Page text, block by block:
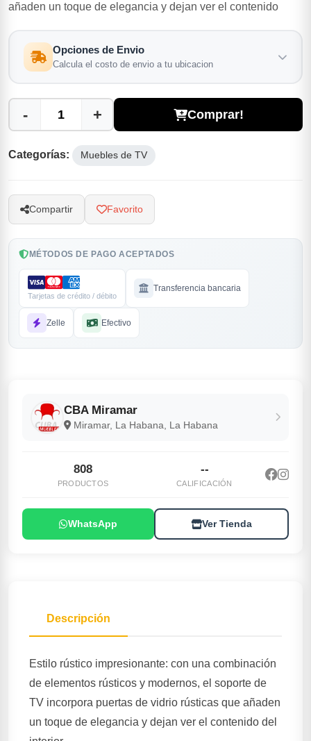
añaden un toque de elegancia y dejan ver el contenido
Opciones de Envio
Calcula el costo de envio a tu ubicacion
- + Comprar!
Categorías: Muebles de TV
Compartir Favorito
MÉTODOS DE PAGO ACEPTADOS
Tarjetas de crédito / débito
Transferencia bancaria
Zelle Efectivo
CBA Miramar
Miramar, La Habana, La Habana
808
PRODUCTOS
--
CALIFICACIÓN
WhatsApp Ver Tienda
Descripción
Estilo rústico impresionante: con una combinación
de elementos rústicos y modernos, el soporte de
TV incorpora puertas de vidrio rústicas que añaden
un toque de elegancia y dejan ver el contenido del